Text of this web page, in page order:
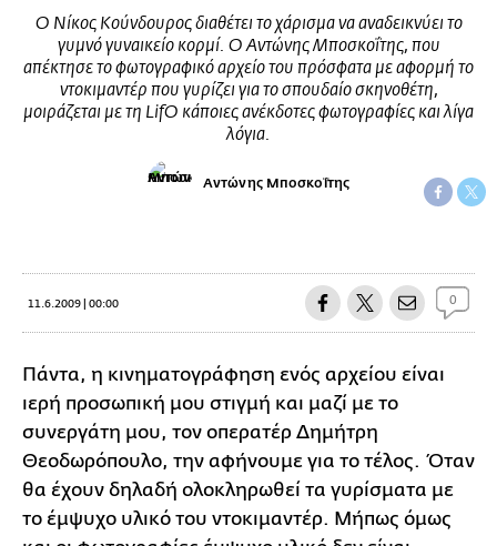
Ο Νίκος Κούνδουρος διαθέτει το χάρισμα να αναδεικνύει το
γυμνό γυναικείο κορμί. Ο Αντώνης Μποσκοΐτης, που
απέκτησε το φωτογραφικό αρχείο του πρόσφατα με αφορμή το
ντοκιμαντέρ που γυρίζει για το σπουδαίο σκηνοθέτη,
μοιράζεται με τη LifO κάποιες ανέκδοτες φωτογραφίες και λίγα
λόγια.
Αντώνης Μποσκοΐτης
11.6.2009 | 00:00 0
Πάντα, η κινηματογράφηση ενός αρχείου είναι
ιερή προσωπική μου στιγμή και μαζί με το
συνεργάτη μου, τον οπερατέρ Δημήτρη
Θεοδωρόπουλο, την αφήνουμε για το τέλος. Όταν
θα έχουν δηλαδή ολοκληρωθεί τα γυρίσματα με
το έμψυχο υλικό του ντοκιμαντέρ. Μήπως όμως